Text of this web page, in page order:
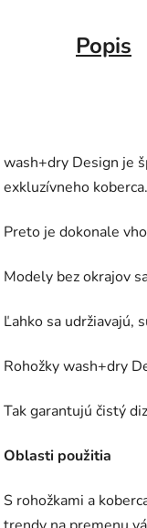
Popis
wash+dry Design je
exkluzívneho koberca.
Preto je dokonale
Modely bez okrajov
Ľahko sa udržiavajú,
Rohožky wash+dry
Tak garantujú čistý
Oblasti použitia
S rohožkami a